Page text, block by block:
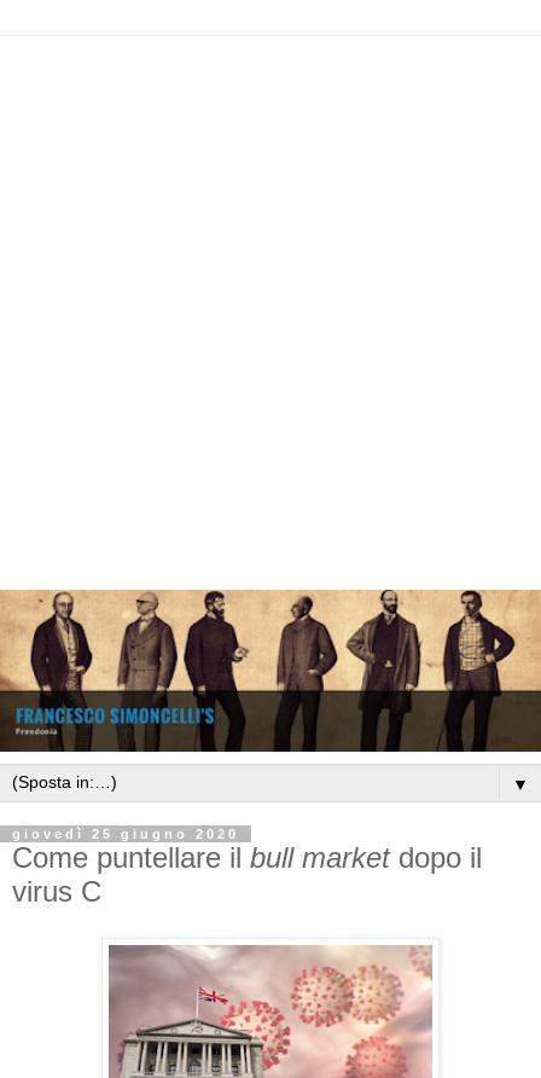
▼
giovedì 25 giugno 2020
Come puntellare il bull marketdopo il
virus C